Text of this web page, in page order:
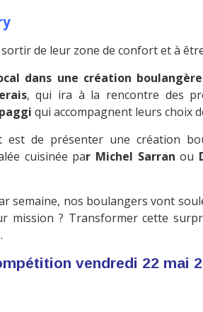
de leur zone de confort et à
dans une création
, qui ira à la rencontre des
qui accompagnent leurs choix
de présenter une création
cuisinée par Michel Sarran ou
semaine, nos boulangers vont
mission ? Transformer cette
vendredi 22 mai